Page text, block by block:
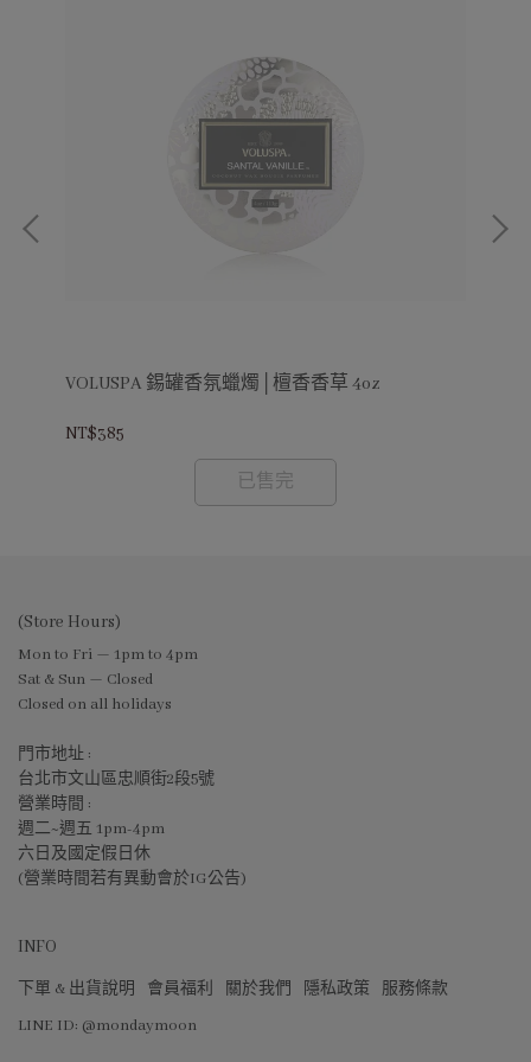
VOLUSPA 錫罐香氛蠟燭│檀香香草 4oz
NT$385
已售完
(Store Hours)
Mon to Fri — 1pm to 4pm
Sat & Sun — Closed
Closed on all holidays
門市地址 :
台北市文山區忠順街2段5號
營業時間 :
週二~週五 1pm-4pm
六日及國定假日休
(營業時間若有異動會於IG公告)
INFO
下單 & 出貨說明 會員福利 關於我們 隱私政策
服務條款
LINE ID: @mondaymoon